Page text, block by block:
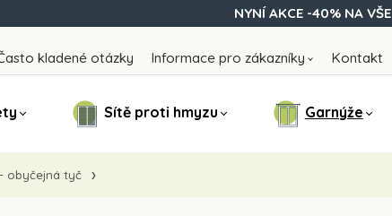
NYNÍ AKCE -40% NA VŠE
kladené otázky Informace pro zákazníky Kontakt
Sítě proti hmyzu Garnýže
obyčejná tyč